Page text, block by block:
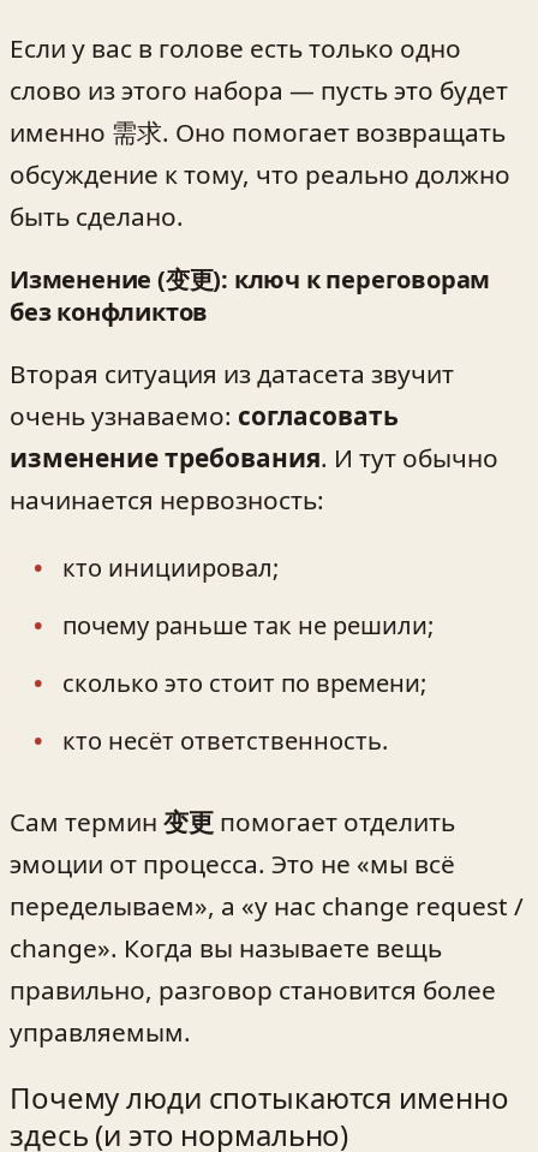
Если у вас в голове есть только одно
слово из этого набора — пусть это будет
именно 需求. Оно помогает возвращать
обсуждение к тому, что реально должно
быть сделано.
Изменение (变更): ключ к переговорам
без конфликтов
Вторая ситуация из датасета звучит
очень узнаваемо: согласовать
изменение требования. И тут обычно
начинается нервозность:
кто инициировал;
почему раньше так не решили;
сколько это стоит по времени;
кто несёт ответственность.
Сам термин 变更 помогает отделить
эмоции от процесса. Это не «мы всё
переделываем», а «у нас change request /
change». Когда вы называете вещь
правильно, разговор становится более
управляемым.
Почему люди спотыкаются именно
здесь (и это нормально)